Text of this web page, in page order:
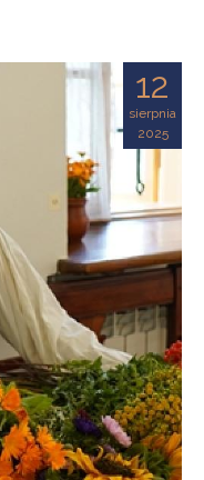
12
sierpnia
2025